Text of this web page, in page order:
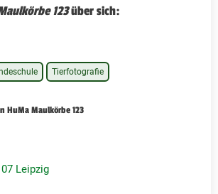
123über sich:
Tierfotografie
HuMa Maulkörbe 123
Leipzig